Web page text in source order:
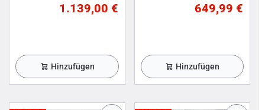
1.139,00 €
Hinzufügen
649,99 €
Hinzufügen